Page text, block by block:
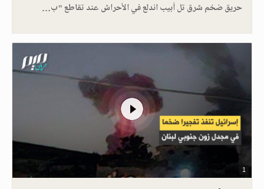
حريق ضخم شرق تل أبيب اندلع في الأحراش عند تقاطع "ب…
1